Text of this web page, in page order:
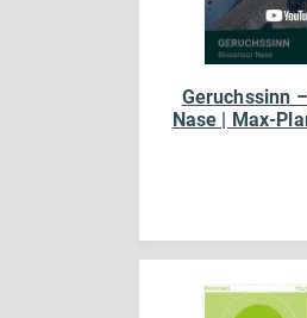
Geruchssinn
Nase | Max-